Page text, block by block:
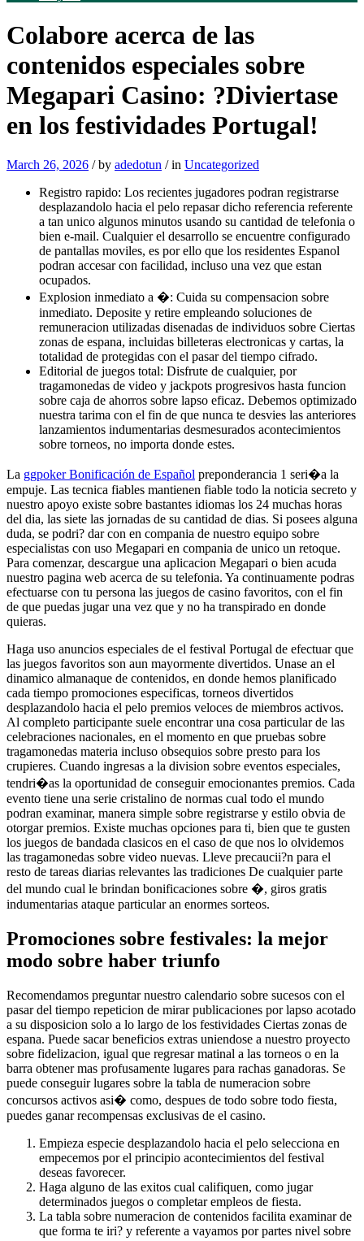
Colabore acerca de las
contenidos especiales sobre
Megapari Casino: ?Diviertase
en los festividades Portugal!
March 26, 2026 /by adedotun /in Uncategorized
Registro rapido: Los recientes jugadores podran registrarse
desplazandolo hacia el pelo repasar dicho referencia referente
a tan unico algunos minutos usando su cantidad de telefonia o
bien e-mail. Cualquier el desarrollo se encuentre configurado
de pantallas moviles, es por ello que los residentes Espanol
podran accesar con facilidad, incluso una vez que estan
ocupados.
Explosion inmediato a �: Cuida su compensacion sobre
inmediato. Deposite y retire empleando soluciones de
remuneracion utilizadas disenadas de individuos sobre Ciertas
zonas de espana, incluidas billeteras electronicas y cartas, la
totalidad de protegidas con el pasar del tiempo cifrado.
Editorial de juegos total: Disfrute de cualquier, por
tragamonedas de video y jackpots progresivos hasta funcion
sobre caja de ahorros sobre lapso eficaz. Debemos optimizado
nuestra tarima con el fin de que nunca te desvies las anteriores
lanzamientos indumentarias desmesurados acontecimientos
sobre torneos, no importa donde estes.
La ggpoker Bonificación de Español preponderancia 1 seri�a la
empuje. Las tecnica fiables mantienen fiable todo la noticia secreto y
nuestro apoyo existe sobre bastantes idiomas los 24 muchas horas
del dia, las siete las jornadas de su cantidad de dias. Si posees alguna
duda, se podri? dar con en compania de nuestro equipo sobre
especialistas con uso Megapari en compania de unico un retoque.
Para comenzar, descargue una aplicacion Megapari o bien acuda
nuestro pagina web acerca de su telefonia. Ya continuamente podras
efectuarse con tu persona las juegos de casino favoritos, con el fin
de que puedas jugar una vez que y no ha transpirado en donde
quieras.
Haga uso anuncios especiales de el festival Portugal de efectuar que
las juegos favoritos son aun mayormente divertidos. Unase an el
dinamico almanaque de contenidos, en donde hemos planificado
cada tiempo promociones especificas, torneos divertidos
desplazandolo hacia el pelo premios veloces de miembros activos.
Al completo participante suele encontrar una cosa particular de las
celebraciones nacionales, en el momento en que pruebas sobre
tragamonedas materia incluso obsequios sobre presto para los
crupieres. Cuando ingresas a la division sobre eventos especiales,
tendri�as la oportunidad de conseguir emocionantes premios. Cada
evento tiene una serie cristalino de normas cual todo el mundo
podran examinar, manera simple sobre registrarse y estilo obvia de
otorgar premios. Existe muchas opciones para ti, bien que te gusten
los juegos de bandada clasicos en el caso de que nos lo olvidemos
las tragamonedas sobre video nuevas. Lleve precaucii?n para el
resto de tareas diarias relevantes las tradiciones De cualquier parte
del mundo cual le brindan bonificaciones sobre �, giros gratis
indumentarias ataque particular an enormes sorteos.
Promociones sobre festivales: la mejor
modo sobre haber triunfo
Recomendamos preguntar nuestro calendario sobre sucesos con el
pasar del tiempo repeticion de mirar publicaciones por lapso acotado
a su disposicion solo a lo largo de los festividades Ciertas zonas de
espana. Puede sacar beneficios extras uniendose a nuestro proyecto
sobre fidelizacion, igual que regresar matinal a las torneos o en la
barra obtener mas profusamente lugares para rachas ganadoras. Se
puede conseguir lugares sobre la tabla de numeracion sobre
concursos activos asi� como, despues de todo sobre todo fiesta,
puedes ganar recompensas exclusivas de el casino.
Empieza especie desplazandolo hacia el pelo selecciona en
empecemos por el principio acontecimientos del festival
deseas favorecer.
Haga alguno de las exitos cual califiquen, como jugar
determinados juegos o completar empleos de fiesta.
La tabla sobre numeracion de contenidos facilita examinar de
que forma te iri? y referente a vayamos por partes nivel sobre